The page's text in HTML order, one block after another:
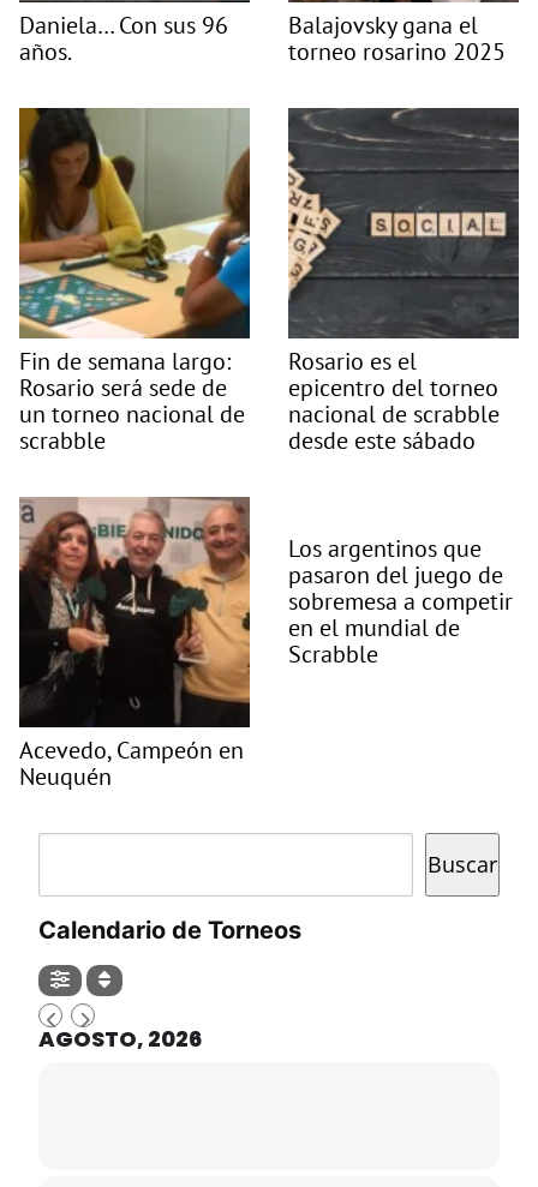
Daniela… Con sus 96
años.
Balajovsky gana el
torneo rosarino 2025
Fin de semana largo:
Rosario será sede de
un torneo nacional de
scrabble
Rosario es el
epicentro del torneo
nacional de scrabble
desde este sábado
Acevedo, Campeón en
Neuquén
Los argentinos que
pasaron del juego de
sobremesa a competir
en el mundial de
Scrabble
Buscar
Calendario de Torneos
AGOSTO, 2026